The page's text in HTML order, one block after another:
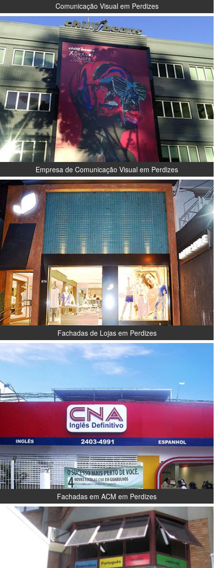
Comunicação Visual em Perdizes
Empresa de Comunicação Visual em Perdizes
Fachadas de Lojas em Perdizes
Fachadas em ACM em Perdizes